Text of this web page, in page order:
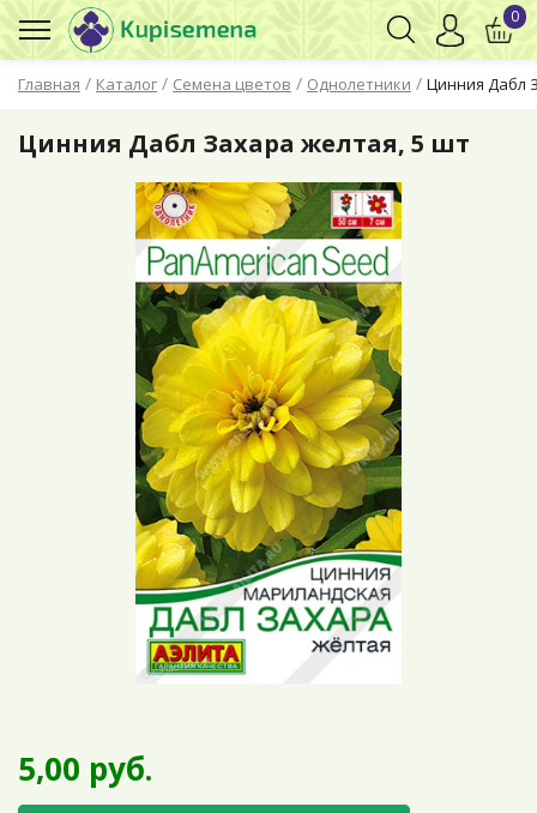
Главная / Каталог / Семена цветов / Однолетники / Цинния Дабл
0
Цинния Дабл Захара желтая, 5 шт
5,00 руб.